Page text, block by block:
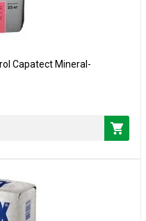
Capatect Mineral-